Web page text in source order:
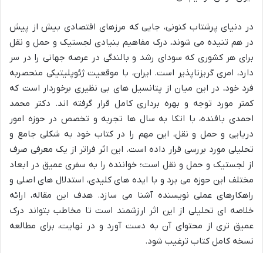
در دنیای پرشتاب کنونی، جایی که مرزهای اقتصادی بیش از پیش
در هم تنیده می شوند، درک مفاهیم بنیادی لجستیک و حمل و نقل
برای هر کشوری که سودای رشد و بالندگی در عرصه جهانی را در سر
دارد، امری گریزناپذیر است. ایران، با موقعیت ژئوپلیتیکی منحصربه
فرد خود، در این میان از پتانسیل های بی نظیری برخوردار است که
کمتر مورد توجه و بهره برداری کامل قرار گرفته اند. دکتر محمد
احمدی بافنده، با اتکا به سال ها تجربه و تخصص در حوزه امور
دریایی و حمل و نقل، این مهم را در کتاب خود به شکلی جامع و
تحلیلی مورد بررسی قرار داده است. این اثر فراتر از یک معرفی صرف
از لجستیک و حمل و نقل است؛ خواننده را به سفری عمیق در ابعاد
مختلف این حوزه می برد و با ایده های کلیدی، استدلال های اصلی و
راهکارهای عملی نویسنده آشنا می سازد. هدف این مقاله، ارائه
خلاصه ای تحلیلی از این اثر ارزشمند است تا مخاطب بتواند درک
عمیق تری از محتوای آن به دست آورد و در نهایت، برای مطالعه
نسخه کامل کتاب ترغیب شود.